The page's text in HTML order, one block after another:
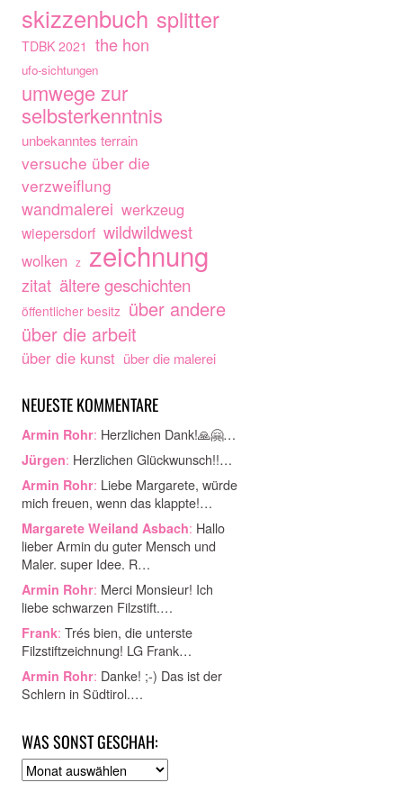
skizzenbuch splitter
TDBK 2021 the hon
ufo-sichtungen
umwege zur
selbsterkenntnis
unbekanntes terrain
versuche über die
verzweiflung
wandmalerei werkzeug
wiepersdorf wildwildwest
wolken z zeichnung
zitat ältere geschichten
öffentlicher besitz über andere
über die arbeit
über die kunst über die malerei
NEUESTE KOMMENTARE
Armin Rohr: Herzlichen Dank!🙏🤗…
Jürgen: Herzlichen Glückwunsch!!…
Armin Rohr: Liebe Margarete, würde
mich freuen, wenn das klappte!…
Margarete Weiland Asbach: Hallo
lieber Armin du guter Mensch und
Maler. super Idee. R…
Armin Rohr: Merci Monsieur! Ich
liebe schwarzen Filzstift.…
Frank: Trés bien, die unterste
Filzstiftzeichnung! LG Frank…
Armin Rohr: Danke! ;-) Das ist der
Schlern in Südtirol.…
WAS SONST GESCHAH:
A